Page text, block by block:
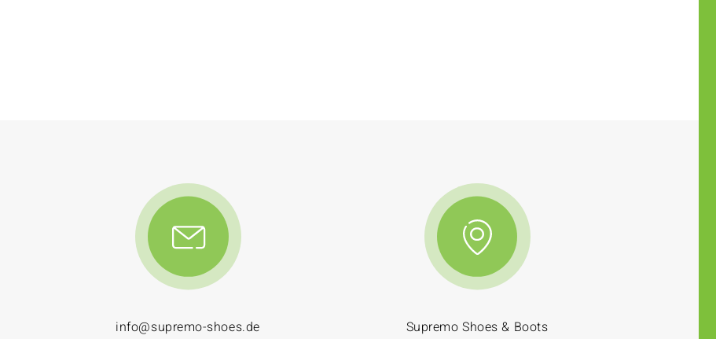
info@supremo-shoes.de
Supremo Shoes & Boots